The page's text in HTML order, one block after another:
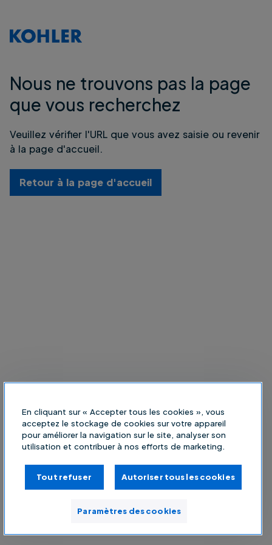
Nous ne trouvons pas la page
que vous recherchez
Veuillez vérifier l'URL que vous avez saisie ou revenir
à la page d'accueil.
Retour à la page d'accueil
En cliquant sur « Accepter tous les cookies », vous
acceptez le stockage de cookies sur votre appareil
pour améliorer la navigation sur le site, analyser son
utilisation et contribuer à nos efforts de marketing.
Tout refuser Autoriser tous les cookies
Paramètres des cookies